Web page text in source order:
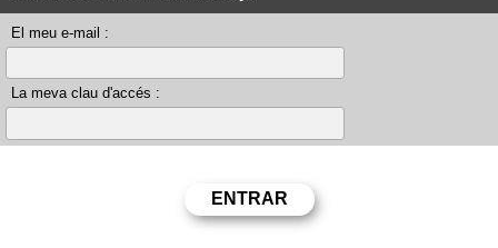
El meu e-mail :
La meva clau d'accés :